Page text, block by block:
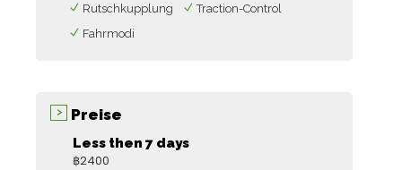
Rutschkupplung
Traction-Control
Fahrmodi
Preise
Less then 7 days
฿2400